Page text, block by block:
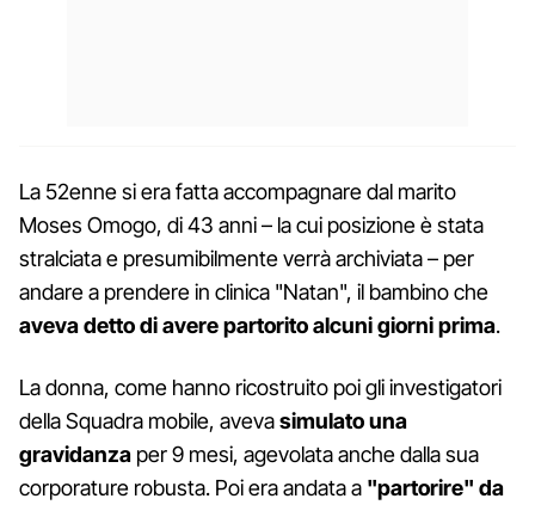
La 52enne si era fatta accompagnare dal marito
Moses Omogo, di 43 anni – la cui posizione è stata
stralciata e presumibilmente verrà archiviata – per
andare a prendere in clinica "Natan", il bambino che
aveva detto di avere partorito alcuni giorni prima.
La donna, come hanno ricostruito poi gli investigatori
della Squadra mobile, avevasimulato una
gravidanza per 9 mesi, agevolata anche dalla sua
corporature robusta. Poi era andata a "partorire" da